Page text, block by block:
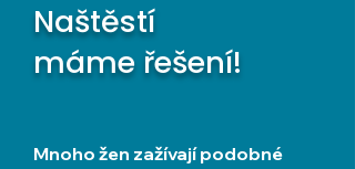
Naštěstí
máme řešení!
Mnoho žen zažívají podobné